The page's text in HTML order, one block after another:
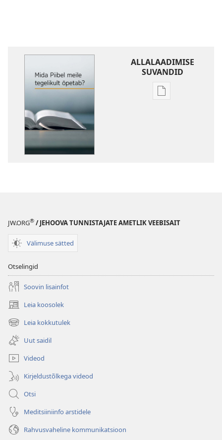
ALLALAADIMISE
SUVANDID
Väljaannete
JW.ORG® / JEHOOVA TUNNISTAJATE AMETLIK VEEBISAIT
Välimuse sätted
Otselingid
Soovin lisainfot
Leia koosolek
(avab
uue
akna)
Leia kokkutulek
(avab
uue
akna)
Uut saidil
Videod
Kirjeldustõlkega videod
Otsi
Meditsiiniinfo arstidele
Rahvusvaheline kommunikatsioon